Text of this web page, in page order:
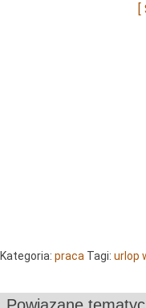
[
Kategoria: praca Tagi: urlop